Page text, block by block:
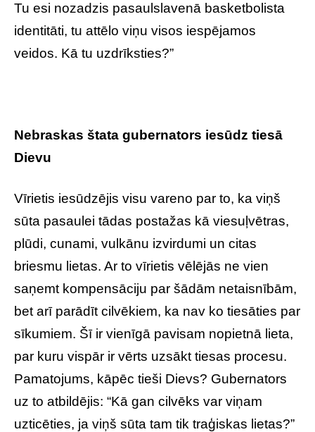
Tu esi nozadzis pasaulslavenā basketbolista
identitāti, tu attēlo viņu visos iespējamos
veidos. Kā tu uzdrīksties?”
Nebraskas štata gubernators iesūdz tiesā
Dievu
Vīrietis iesūdzējis visu vareno par to, ka viņš
sūta pasaulei tādas postažas kā viesuļvētras,
plūdi, cunami, vulkānu izvirdumi un citas
briesmu lietas. Ar to vīrietis vēlējās ne vien
saņemt kompensāciju par šādām netaisnībām,
bet arī parādīt cilvēkiem, ka nav ko tiesāties par
sīkumiem. Šī ir vienīgā pavisam nopietnā lieta,
par kuru vispār ir vērts uzsākt tiesas procesu.
Pamatojums, kāpēc tieši Dievs? Gubernators
uz to atbildējis: “Kā gan cilvēks var viņam
uzticēties, ja viņš sūta tam tik traģiskas lietas?”